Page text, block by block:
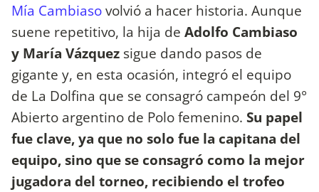
Mía Cambiasovolvió a hacer historia. Aunque
suene repetitivo, la hija de Adolfo Cambiaso
y María Vázquez sigue dando pasos de
gigante y, en esta ocasión, integró el equipo
de La Dolfina que se consagró campeón del 9°
Abierto argentino de Polo femenino. Su papel
fue clave, ya que no solo fue la capitana del
equipo, sino que se consagró como la mejor
jugadora del torneo, recibiendo el trofeo